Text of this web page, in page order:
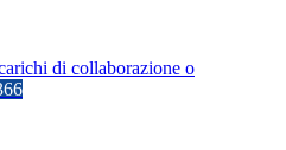
di collaborazione o